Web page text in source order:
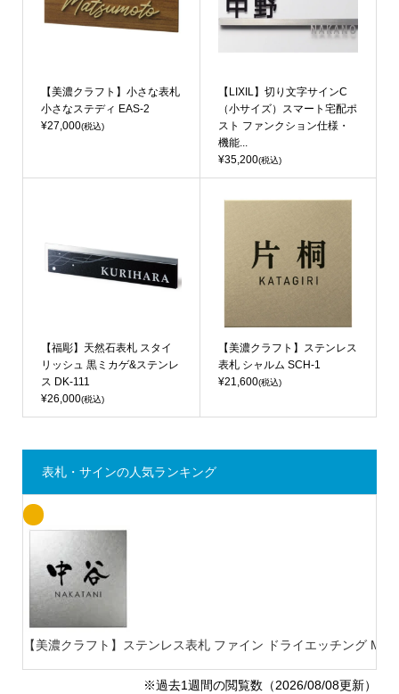
【美濃クラフト】小さな表札
小さなステディ EAS-2
¥27,000(税込)
【LIXIL】切り文字サインC
（小サイズ）スマート宅配ポ
スト ファンクション仕様・
機能...
¥35,200(税込)
【福彫】天然石表札 スタイ
リッシュ 黒ミカゲ&ステンレ
ス DK-111
¥26,000(税込)
【美濃クラフト】ステンレス
表札 シャルム SCH-1
¥21,600(税込)
表札・サインの人気ランキング
【美濃クラフト】ステンレス表札 ファイン ドライエッチング MB-
※過去1週間の閲覧数（2026/08/08更新）